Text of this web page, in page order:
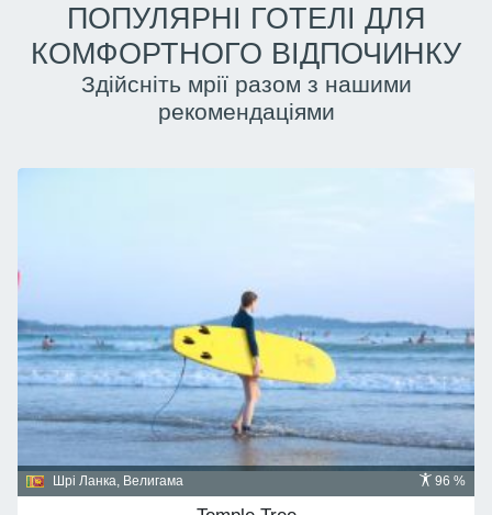
ПОПУЛЯРНІ ГОТЕЛІ ДЛЯ
КОМФОРТНОГО ВІДПОЧИНКУ
Здійсніть мрії разом з нашими
рекомендаціями
91 %
Домініканська республіка, Пунта Кана